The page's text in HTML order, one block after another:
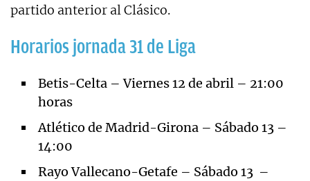
partido anterior al Clásico.
Horarios jornada 31 de Liga
Betis-Celta – Viernes 12 de abril – 21:00
horas
Atlético de Madrid-Girona – Sábado 13 –
14:00
Rayo Vallecano-Getafe – Sábado 13 –